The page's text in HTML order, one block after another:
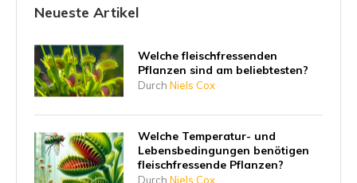
Neueste Artikel
Welche fleischfressenden
Pflanzen sind am beliebtesten?
Durch Niels Cox
Welche Temperatur- und
Lebensbedingungen benötigen
fleischfressende Pflanzen?
Durch Niels Cox